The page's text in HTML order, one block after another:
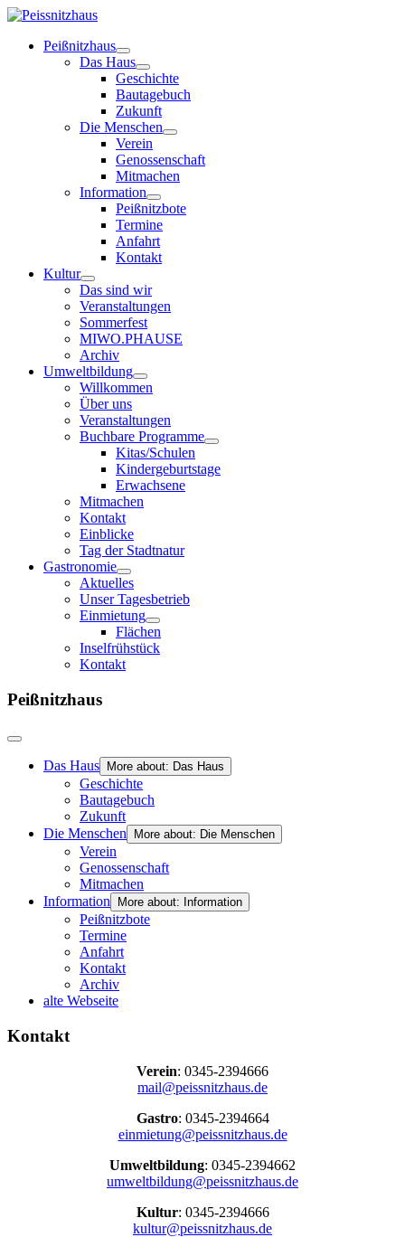
Peißnitzhaus
Das Haus
Geschichte
Bautagebuch
Zukunft
Die Menschen
Verein
Genossenschaft
Mitmachen
Information
Peißnitzbote
Termine
Anfahrt
Kontakt
Kultur
Das sind wir
Veranstaltungen
Sommerfest
MIWO.PHAUSE
Archiv
Umweltbildung
Willkommen
Über uns
Veranstaltungen
Buchbare Programme
Kitas/Schulen
Kindergeburtstage
Erwachsene
Mitmachen
Kontakt
Einblicke
Tag der Stadtnatur
Gastronomie
Aktuelles
Unser Tagesbetrieb
Einmietung
Flächen
Inselfrühstück
Kontakt
Peißnitzhaus
Das Haus More about: Das Haus
Geschichte
Bautagebuch
Zukunft
Die Menschen
More about: Die Menschen
Verein
Genossenschaft
Mitmachen
Information
More about: Information
Peißnitzbote
Termine
Anfahrt
Kontakt
Archiv
alte Webseite
Kontakt
Verein: 0345-2394666
mail@peissnitzhaus.de
Gastro: 0345-2394664
einmietung@peissnitzhaus.de
Umweltbildung: 0345-2394662
umweltbildung@peissnitzhaus.de
Kultur: 0345-2394666
kultur@peissnitzhaus.de